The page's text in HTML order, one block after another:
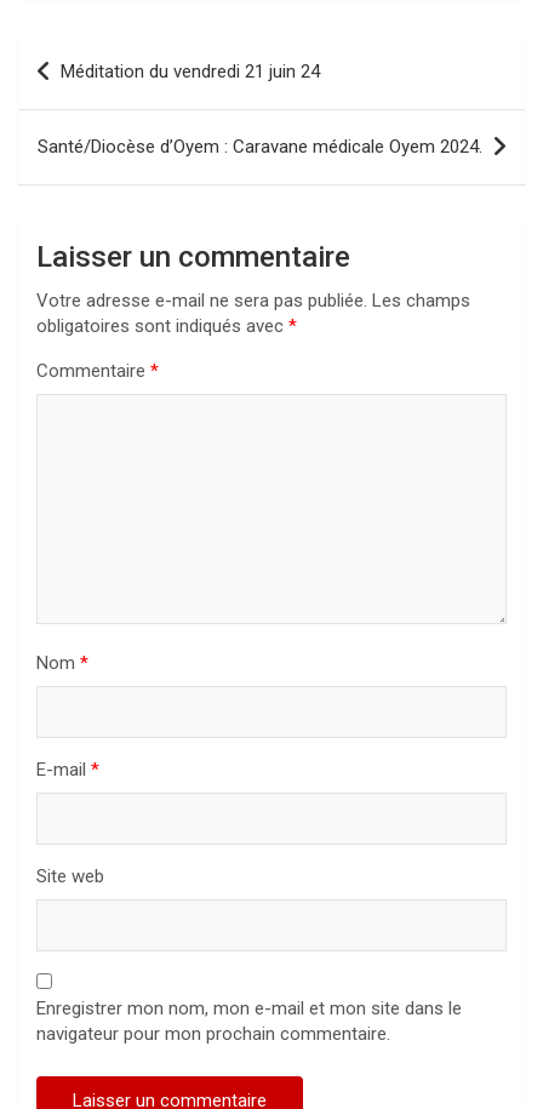
Navigation
de
l’article
Méditation du vendredi 21 juin 24
Santé/Diocèse d’Oyem : Caravane médicale Oyem 2024.
Laisser un commentaire
Votre adresse e-mail ne sera pas publiée. Les champs
obligatoires sont indiqués avec *
Commentaire *
Nom *
E-mail *
Site web
Enregistrer mon nom, mon e-mail et mon site dans le
navigateur pour mon prochain commentaire.